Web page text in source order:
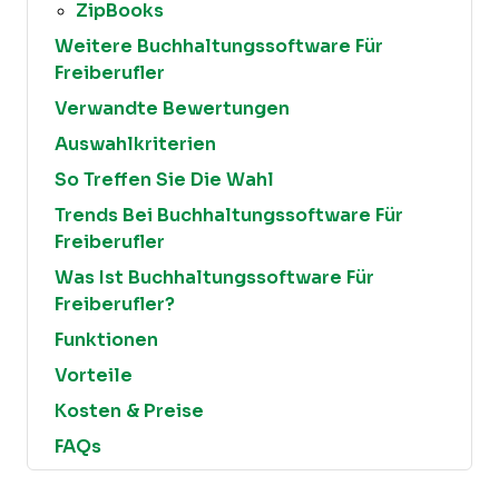
ZipBooks
Weitere Buchhaltungssoftware Für
Freiberufler
Verwandte Bewertungen
Auswahlkriterien
So Treffen Sie Die Wahl
Trends Bei Buchhaltungssoftware Für
Freiberufler
Was Ist Buchhaltungssoftware Für
Freiberufler?
Funktionen
Vorteile
Kosten & Preise
FAQs